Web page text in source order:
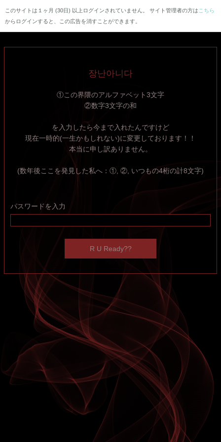
このサイトは１ヶ月 (30日) 以上ログインされていません。 サイト管理者の方は こちら
からログインすると、この広告を消すことができます。
장난아니다
①この界隈のアルファベット3文字
②数字3文字の和
を入力したら今まで入れたんですけど
現在一時的(一生かもしれない)に変更しております！！
本当に申し訳ありません。
(数年後ここを発見した私へ：①, ②, いつもの4桁の計8文字)
パスワードを入力
R U Ready??